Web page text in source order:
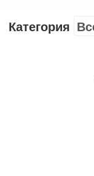
Категория